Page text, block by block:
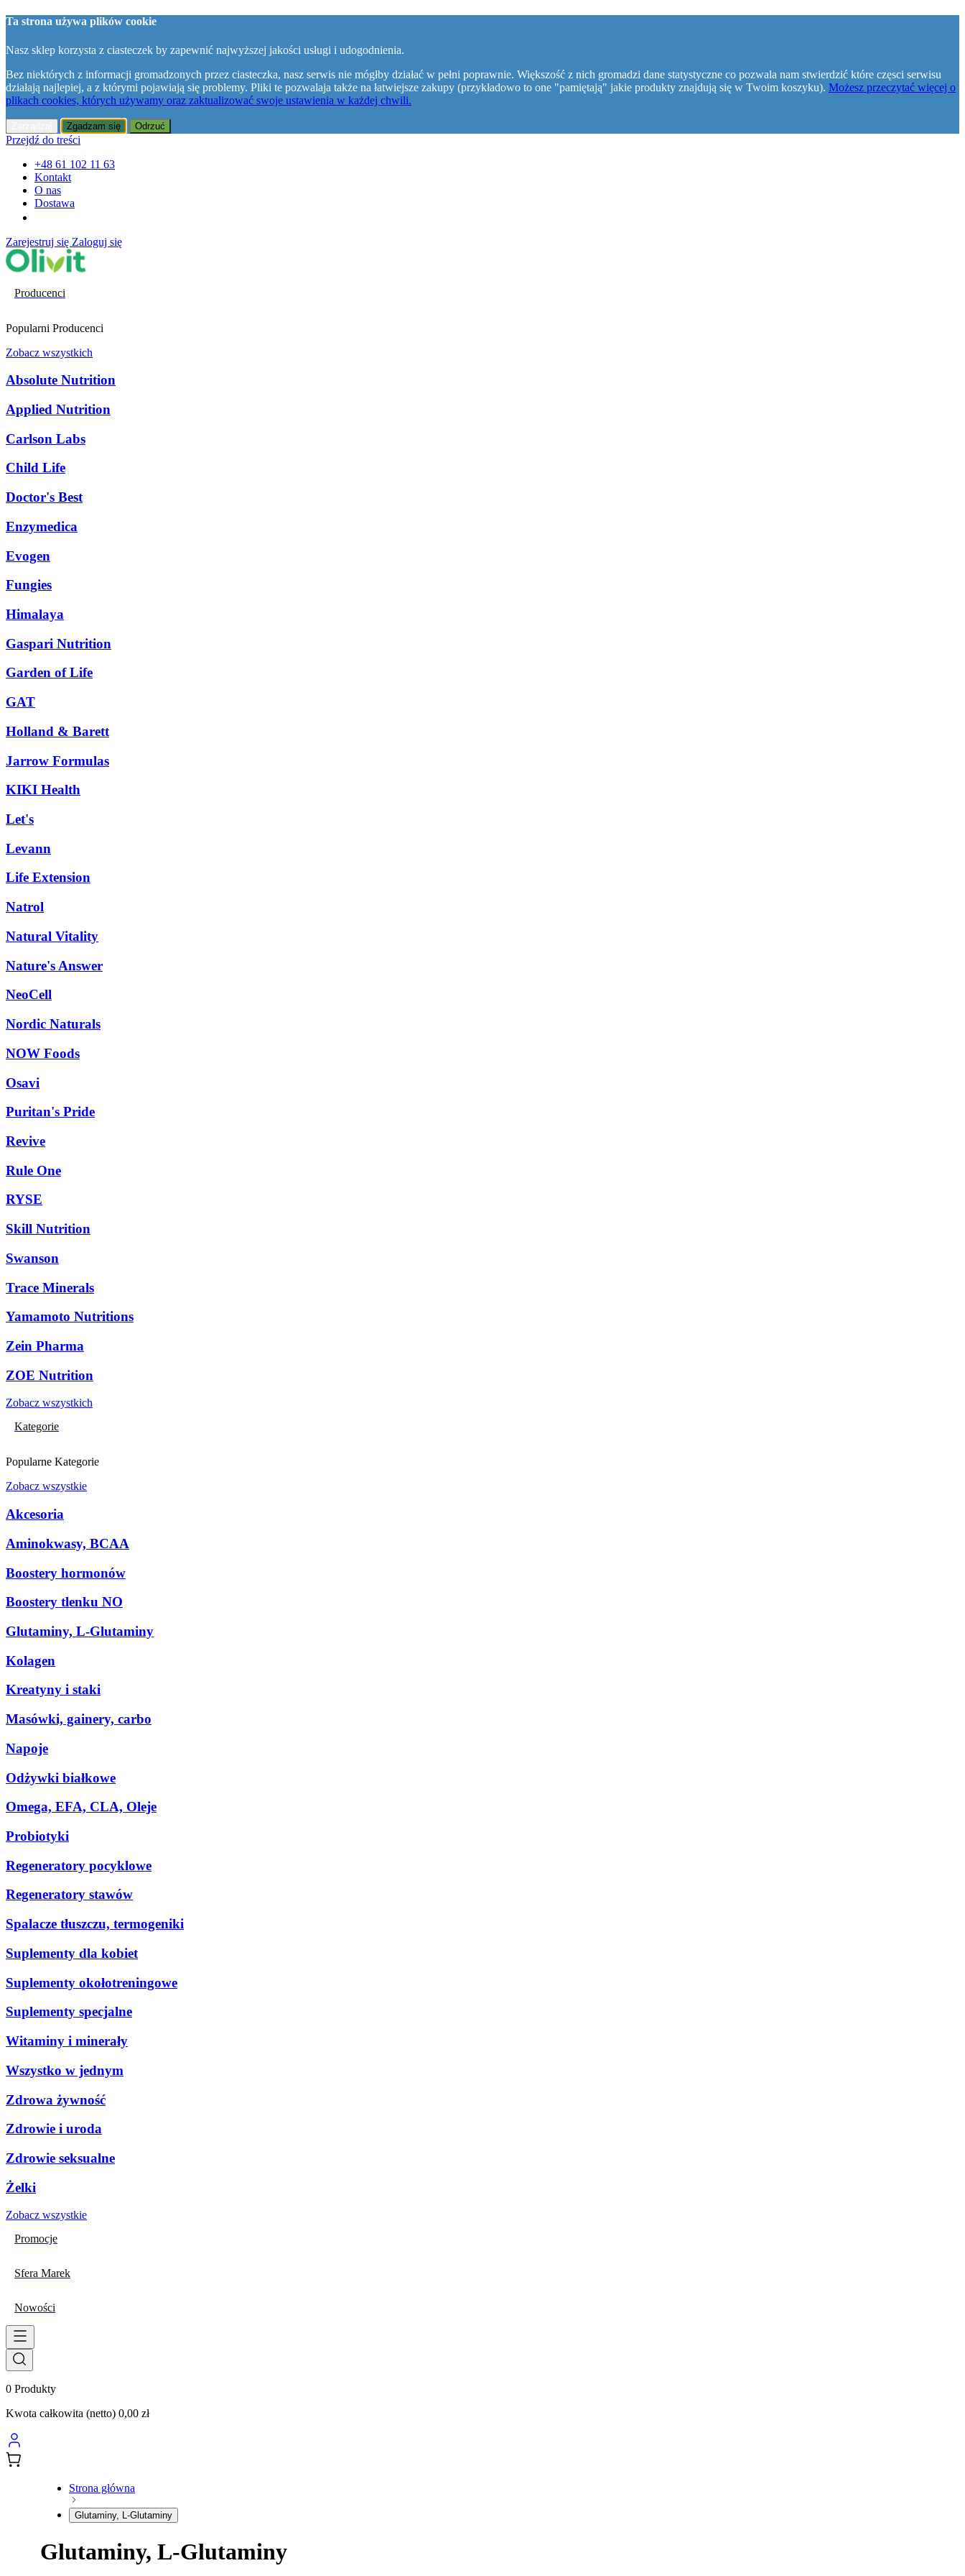
Ta strona używa plików cookie
Nasz sklep korzysta z ciasteczek by zapewnić najwyższej jakości usługi i udogodnienia.
Bez niektórych z informacji gromadzonych przez ciasteczka, nasz serwis nie mógłby działać w pełni poprawnie. Większość z nich gromadzi dane statystyczne co pozwala nam stwierdzić które częsci serwisu
działają najlepiej, a z którymi pojawiają się problemy. Pliki te pozwalaja także na łatwiejsze zakupy (przykładowo to one "pamiętają" jakie produkty znajdują się w Twoim koszyku). Możesz przeczytać więcej o
plikach cookies, których używamy oraz zaktualizować swoje ustawienia w każdej chwili.
Zgadzam się Odrzuć
Przejdź do treści
+48 61 102 11 63
Kontakt
O nas
Dostawa
Zarejestruj się Zaloguj się
Producenci
Popularni Producenci
Zobacz wszystkich
Absolute Nutrition
Applied Nutrition
Carlson Labs
Child Life
Doctor's Best
Enzymedica
Evogen
Fungies
Himalaya
Gaspari Nutrition
Garden of Life
GAT
Holland & Barett
Jarrow Formulas
KIKI Health
Let's
Levann
Life Extension
Natrol
Natural Vitality
Nature's Answer
NeoCell
Nordic Naturals
NOW Foods
Osavi
Puritan's Pride
Revive
Rule One
RYSE
Skill Nutrition
Swanson
Trace Minerals
Yamamoto Nutritions
Zein Pharma
ZOE Nutrition
Zobacz wszystkich
Kategorie
Popularne Kategorie
Zobacz wszystkie
Akcesoria
Aminokwasy, BCAA
Boostery hormonów
Boostery tlenku NO
Glutaminy, L-Glutaminy
Kolagen
Kreatyny i staki
Masówki, gainery, carbo
Napoje
Odżywki białkowe
Omega, EFA, CLA, Oleje
Probiotyki
Regeneratory pocyklowe
Regeneratory stawów
Spalacze tłuszczu, termogeniki
Suplementy dla kobiet
Suplementy okołotreningowe
Suplementy specjalne
Witaminy i minerały
Wszystko w jednym
Zdrowa żywność
Zdrowie i uroda
Zdrowie seksualne
Żelki
Zobacz wszystkie
Promocje
Sfera Marek
Nowości
0 Produkty
Kwota całkowita (netto) 0,00 zł
Strona główna
Glutaminy, L-Glutaminy
Glutaminy, L-Glutaminy